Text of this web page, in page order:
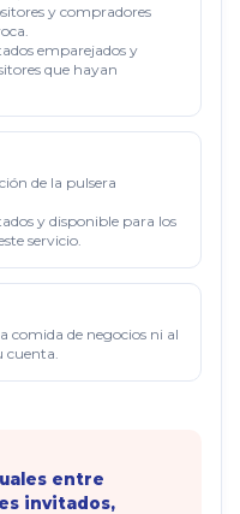
y compradores
emparejados y
que hayan
y disponible para los
servicio.
cuenta.
entre
invitados,